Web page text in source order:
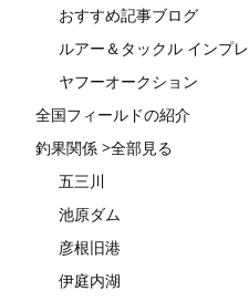
おすすめ記事ブログ
ルアー＆タックル インプレ
ヤフーオークション
全国フィールドの紹介
釣果関係 >全部見る
五三川
池原ダム
彦根旧港
伊庭内湖